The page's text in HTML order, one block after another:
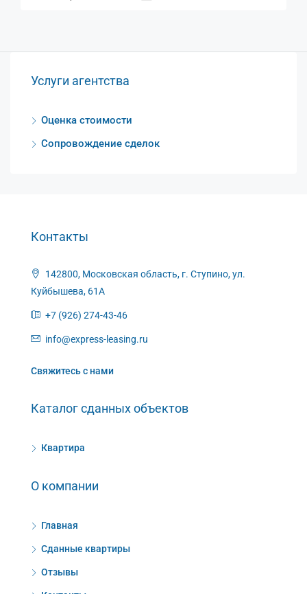
Услуги агентства
Оценка стоимости
Сопровождение сделок
Контакты
142800, Московская область, г. Ступино, ул.
Куйбышева, 61А
+7 (926) 274-43-46
info@express-leasing.ru
Свяжитесь с нами
Каталог сданных объектов
Квартира
О компании
Главная
Сданные квартиры
Отзывы